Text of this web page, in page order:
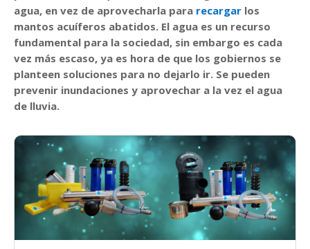
agua, en vez de aprovecharla para recargar los
mantos acuíferos abatidos. El agua es un recurso
fundamental para la sociedad, sin embargo es cada
vez más escaso, ya es hora de que los gobiernos se
planteen soluciones para no dejarlo ir. Se pueden
prevenir inundaciones y aprovechar a la vez el agua
de lluvia.